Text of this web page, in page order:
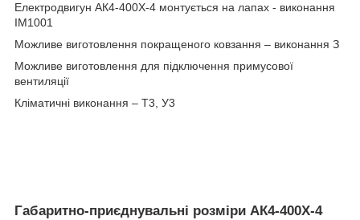
Електродвигун АК4-400X-4 монтується на лапах - виконання
IM1001
Можливе виготовлення покращеного ковзання – виконання З
Можливе виготовлення для підключення примусової
вентиляції
Кліматичні виконання – Т3, У3
Габаритно-приєднувальні розміри АК4-400X-4